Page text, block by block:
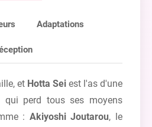
Adaptations
et Hotta Sei est l'as d'une
qui perd tous ses moyens
: Akiyoshi Joutarou, le